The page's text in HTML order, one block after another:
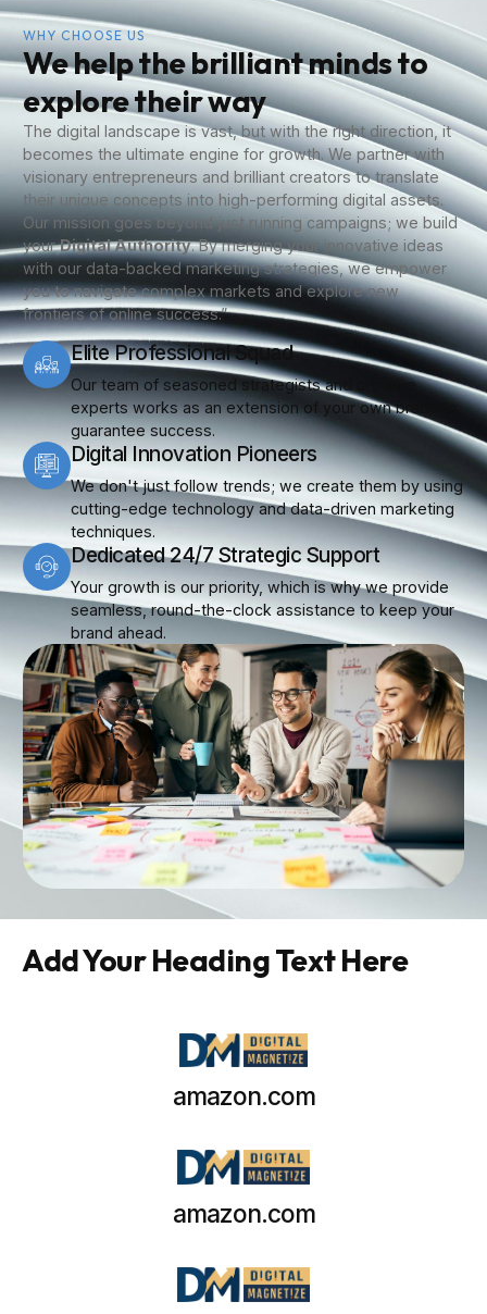
WHY CHOOSE US
We help the brilliant minds to
explore their way
The digital landscape is vast, but with the right direction, it
becomes the ultimate engine for growth. We partner with
visionary entrepreneurs and brilliant creators to translate
their unique concepts into high-performing digital assets.
Our mission goes beyond just running campaigns; we build
yourDigital Authority. By merging your innovative ideas
with our data-backed marketing strategies, we empower
you to navigate complex markets and explore new
frontiers of online success.”
Elite Professional Squad
Our team of seasoned strategists and creative
experts works as an extension of your own brand to
guarantee success.
Digital Innovation Pioneers
We don't just follow trends; we create them by using
cutting-edge technology and data-driven marketing
techniques.
Dedicated 24/7 Strategic Support
Your growth is our priority, which is why we provide
seamless, round-the-clock assistance to keep your
brand ahead.
Add Your Heading Text Here
amazon.com
amazon.com